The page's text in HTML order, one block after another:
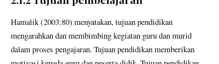
Hamalik (2003:80) menyatakan, tujuan pendidikan
mengarahkan dan membimbing kegiatan guru dan murid
dalam proses pengajaran. Tujuan pendidikan memberikan